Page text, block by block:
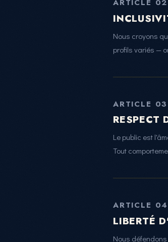
ARTICLE 02
Nous croyons
profils variés —
ARTICLE 03
RESPECT
Le public est
Tout
ARTICLE 04
LIBERTÉ
Nous